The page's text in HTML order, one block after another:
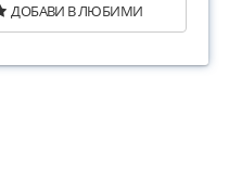
ДОБАВИ В ЛЮБИМИ